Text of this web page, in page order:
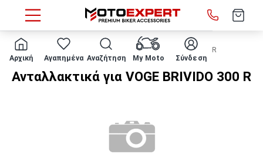
Αρχική Αγαπημένα Αναζήτηση My Moto Σύνδεση
HOME Μάρκα/μοντέλο VOGE BRIVIDO 300 R
Ανταλλακτικά για VOGE BRIVIDO 300 R